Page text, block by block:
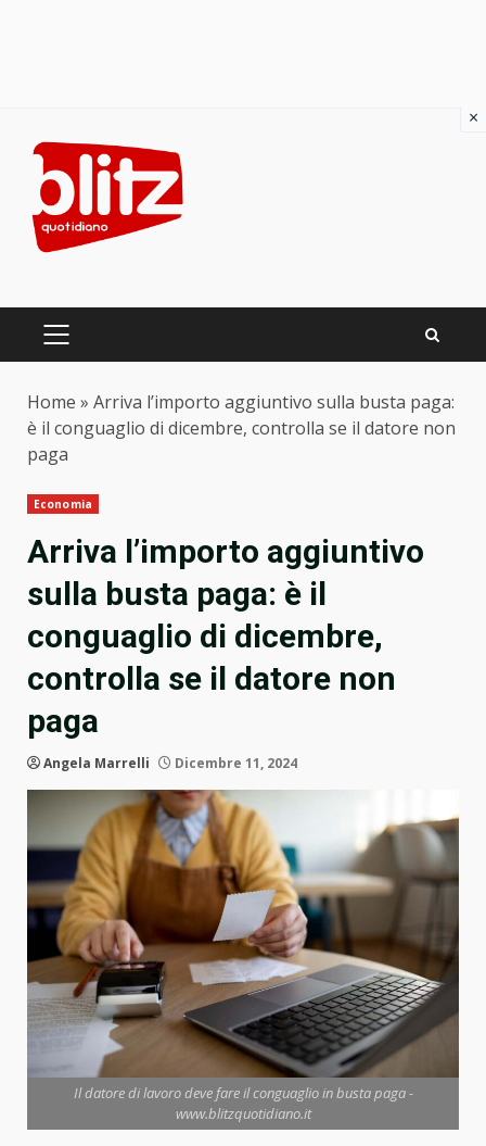
content
PRIMARY
Home » Arriva l’importo aggiuntivo sulla busta paga:
è il conguaglio di dicembre, controlla se il datore non
paga
Economia
Arriva l’importo aggiuntivo
sulla busta paga: è il
conguaglio di dicembre,
controlla se il datore non
paga
Angela Marrelli Dicembre 11, 2024
Il datore di lavoro deve fare il conguaglio in busta paga -
www.blitzquotidiano.it
×